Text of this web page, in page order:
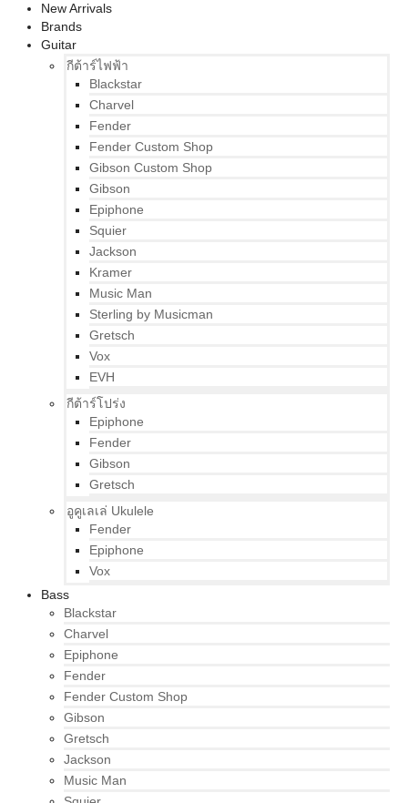
New Arrivals
Brands
Guitar
กีต้าร์ไฟฟ้า
Blackstar
Charvel
Fender
Fender Custom Shop
Gibson Custom Shop
Gibson
Epiphone
Squier
Jackson
Kramer
Music Man
Sterling by Musicman
Gretsch
Vox
EVH
กีต้าร์โปร่ง
Epiphone
Fender
Gibson
Gretsch
อูคูเลเล่ Ukulele
Fender
Epiphone
Vox
Bass
Blackstar
Charvel
Epiphone
Fender
Fender Custom Shop
Gibson
Gretsch
Jackson
Music Man